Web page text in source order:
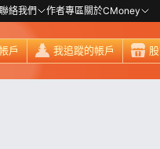
聯絡我們 作者專區關於CMoney
戶 我追蹤的帳戶